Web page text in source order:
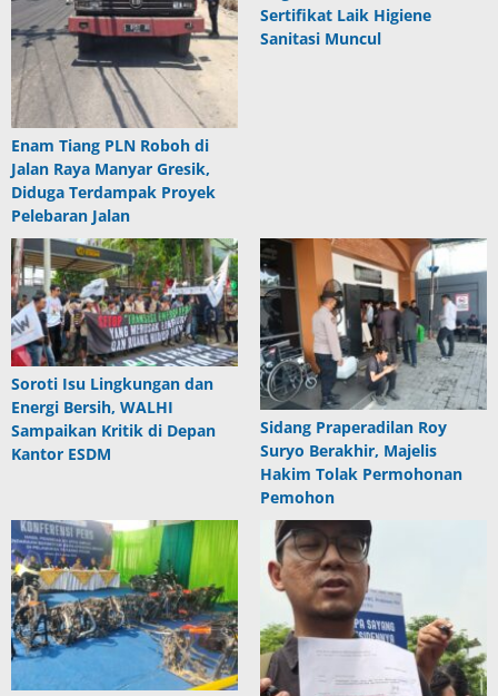
Enam Tiang PLN Roboh di
Jalan Raya Manyar Gresik,
Diduga Terdampak Proyek
Pelebaran Jalan
Sertifikat Laik Higiene
Sanitasi Muncul
Soroti Isu Lingkungan dan
Energi Bersih, WALHI
Sampaikan Kritik di Depan
Kantor ESDM
Sidang Praperadilan Roy
Suryo Berakhir, Majelis
Hakim Tolak Permohonan
Pemohon